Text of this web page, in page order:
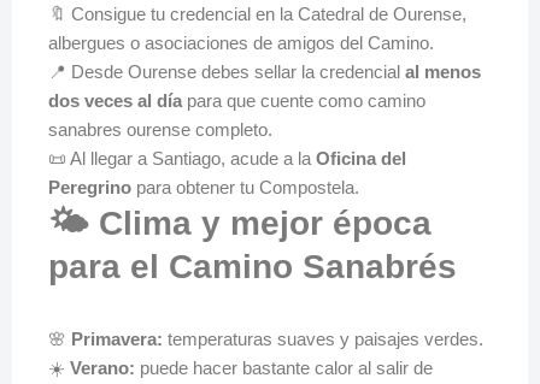
🔖 Consigue tu credencial en la Catedral de Ourense,
albergues o asociaciones de amigos del Camino.
📍 Desde Ourense debes sellar la credencial al menos
dos veces al día para que cuente como camino
sanabres ourense completo.
📜 Al llegar a Santiago, acude a la Oficina del
Peregrino para obtener tu Compostela.
🌤️ Clima y mejor época
para el Camino Sanabrés
🌸 Primavera: temperaturas suaves y paisajes verdes.
☀️ Verano: puede hacer bastante calor al salir de